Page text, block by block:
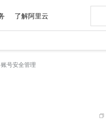
了解阿里云
账号安全管理
算器
配和估算价格
API
品伙伴
值服务
践